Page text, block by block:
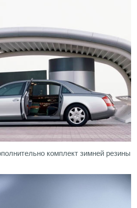
комплект зимней резины